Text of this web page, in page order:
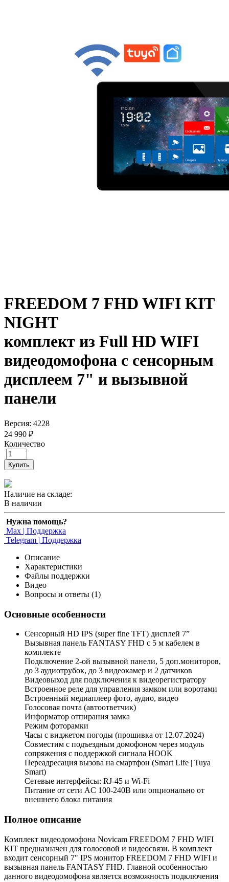
FREEDOM 7 FHD WIFI KIT
NIGHT
комплект из Full HD WIFI
видеодомофона с сенсорным
дисплеем 7" и вызывной
панели
Версия: 4228
24 990 ₽
Количество
Купить
Наличие на складе:
В наличии
Нужна помощь?
Max | Поддержка
Telegram | Поддержка
Описание
Характеристики
Файлы поддержки
Видео
Вопросы и ответы (1)
Основные особенности
Сенcорный HD IPS (super fine TFT) дисплей 7”
Вызывная панель FANTASY FHD c 5 м кабелем в
комплекте
Подключение 2-ой вызывной панели, 5 доп.мониторов,
до 3 аудиотрубок, до 3 видеокамер и 2 датчиков
Видеовыход для подключения к видеорегистратору
Встроенное реле для управления замком или воротами
Встроенный медиаплеер фото, аудио, видео
Голосовая почта (автоответчик)
Информатор отпирания замка
Режим фоторамки
Часы с виджетом погоды (прошивка от 12.07.2024)
Совместим с подъездным домофоном через модуль
сопряжения с поддержкой сигнала HOOK
Переадресация вызова на смартфон (Smart Life | Tuya
Smart)
Сетевые интерфейсы: RJ-45 и Wi-Fi
Питание от сети AC 100-240В или опционально от
внешнего блока питания
Полное описание
Комплект видеодомофона Novicam FREEDOM 7 FHD WIFI
KIT предназначен для голосовой и видеосвязи. В комплект
входит сенсорный 7" IPS монитор FREEDOM 7 FHD WIFI и
вызывная панель FANTASY FHD. Главной особенностью
данного видеодомофона является возможность подключения